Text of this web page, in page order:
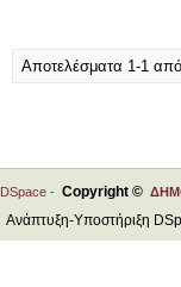
Αποτελέσματα 1-1
DSpace - Copyright ©
Ανάπτυξη-Υποστήριξη